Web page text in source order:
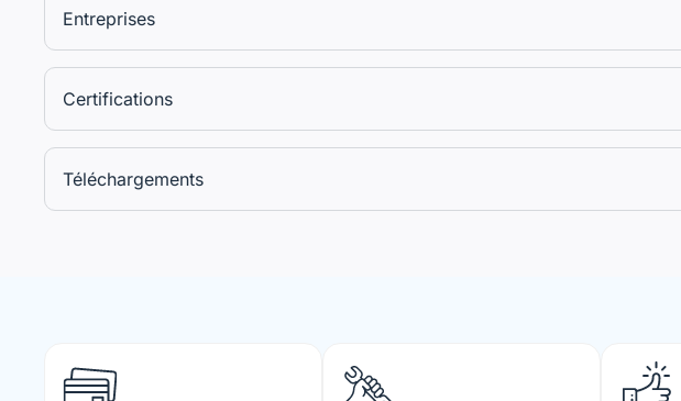
Entreprises
Certifications
Téléchargements